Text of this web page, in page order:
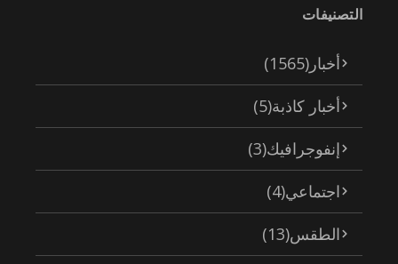
التصنيفات
أخبار (1565)
أخبار كاذبة(5)
إنفوجرافيك(3)
اجتماعي(4)
الطقس(13)